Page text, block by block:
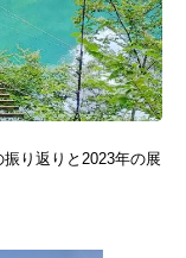
り返りと2023年の展